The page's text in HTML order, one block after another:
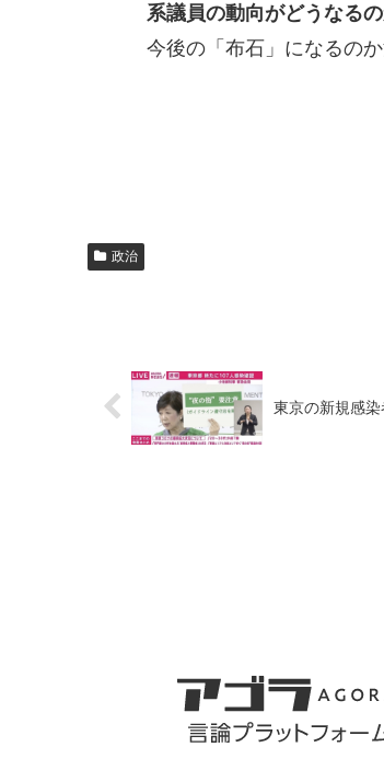
系議員の動向がどうなる
今後の「布石」になるのか
政治
東京の新規感